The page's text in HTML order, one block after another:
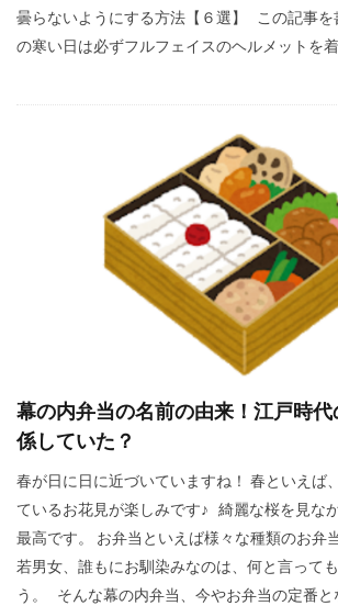
曇らないようにする方法【６選】 この記事を
の寒い日は必ずフルフェイスのヘルメットを
幕の内弁当の名前の由来！江戸時
係していた？
春が日に日に近づいていますね！ 春といえば
ているお花見が楽しみです♪ 綺麗な桜を見な
最高です。 お弁当といえば様々な種類のお弁
若男女、誰もにお馴染みなのは、何と言って
う。 そんな幕の内弁当、今やお弁当の定番